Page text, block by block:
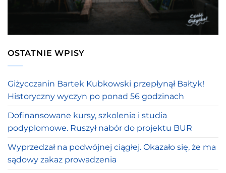
OSTATNIE WPISY
Giżycczanin Bartek Kubkowski przepłynął Bałtyk!
Historyczny wyczyn po ponad 56 godzinach
Dofinansowane kursy, szkolenia i studia
podyplomowe. Ruszył nabór do projektu BUR
Wyprzedzał na podwójnej ciągłej. Okazało się, że ma
sądowy zakaz prowadzenia